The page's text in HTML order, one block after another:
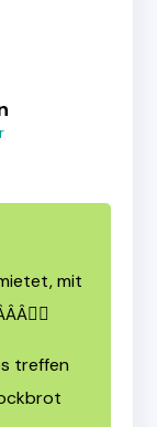
mit
treffen